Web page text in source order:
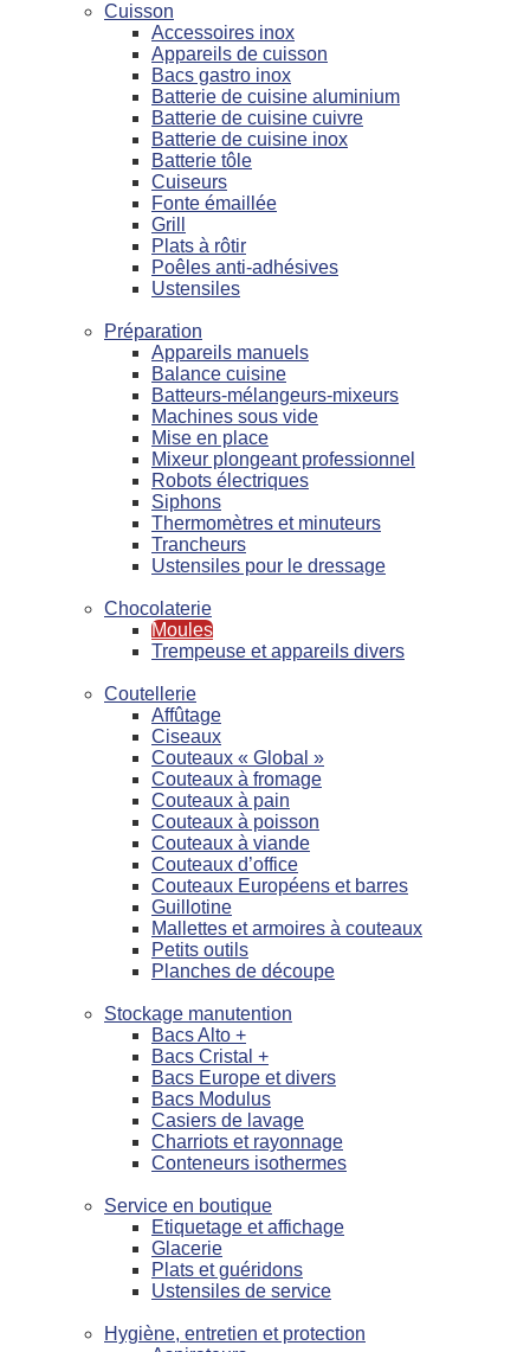
Cuisson
Accessoires inox
Appareils de cuisson
Bacs gastro inox
Batterie de cuisine aluminium
Batterie de cuisine cuivre
Batterie de cuisine inox
Batterie tôle
Cuiseurs
Fonte émaillée
Grill
Plats à rôtir
Poêles anti-adhésives
Ustensiles
Préparation
Appareils manuels
Balance cuisine
Batteurs-mélangeurs-mixeurs
Machines sous vide
Mise en place
Mixeur plongeant professionnel
Robots électriques
Siphons
Thermomètres et minuteurs
Trancheurs
Ustensiles pour le dressage
Chocolaterie
Moules
Trempeuse et appareils divers
Coutellerie
Affûtage
Ciseaux
Couteaux « Global »
Couteaux à fromage
Couteaux à pain
Couteaux à poisson
Couteaux à viande
Couteaux d’office
Couteaux Européens et barres
Guillotine
Mallettes et armoires à couteaux
Petits outils
Planches de découpe
Stockage manutention
Bacs Alto +
Bacs Cristal +
Bacs Europe et divers
Bacs Modulus
Casiers de lavage
Charriots et rayonnage
Conteneurs isothermes
Service en boutique
Etiquetage et affichage
Glacerie
Plats et guéridons
Ustensiles de service
Hygiène, entretien et protection